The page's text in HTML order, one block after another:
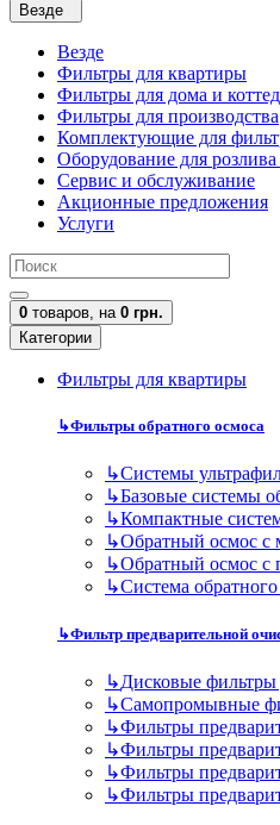
Везде
Везде
Фильтры для квартиры
Фильтры для дома и
Фильтры для производства
Комплектующие для
Оборудование для
Сервис и обслуживание
Акционные предложения
Услуги
0 товаров, на 0 грн.
Категории
Фильтры для квартиры
↳Фильтры обратного осмоса
↳Cистемы
↳Базовые системы
↳Компактные
↳Обратный осмос с
↳Обратный осмос с
↳Система
↳Фильтр предварительной
↳Дисковые
↳Самопромывные
↳Фильтры
↳Фильтры
↳Фильтры
↳Фильтры